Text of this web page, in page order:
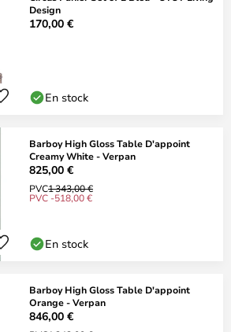
Design
170,00 €
En stock
Barboy High Gloss Table D'appoint
Creamy White - Verpan
825,00 €
PVC1 343,00 €
PVC -518,00 €
En stock
Barboy High Gloss Table D'appoint
Orange - Verpan
846,00 €